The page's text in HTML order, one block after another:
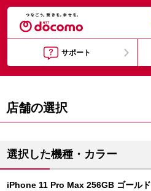
サポート
店舗の選択
選択した機種・カラー
iPhone 11 Pro Max 256GB ゴールド